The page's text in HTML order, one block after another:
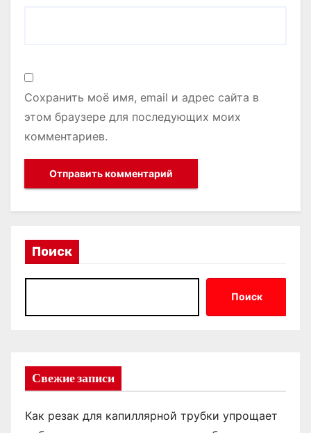
Сохранить моё имя, email и адрес сайта в
этом браузере для последующих моих
комментариев.
Поиск
Поиск
Свежие записи
Как резак для капиллярной трубки упрощает